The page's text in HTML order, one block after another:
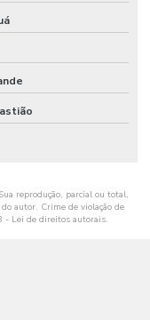
reprodução, parcial ou total,
autor. Crime de violação de
- Lei de direitos autorais.